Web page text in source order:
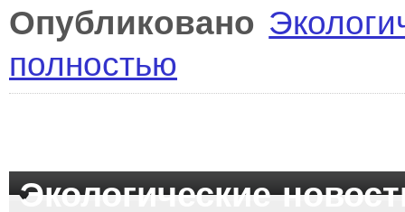
Опубликовано
полностью
Экологические